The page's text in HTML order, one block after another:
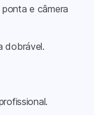
e câmera
dobrável.